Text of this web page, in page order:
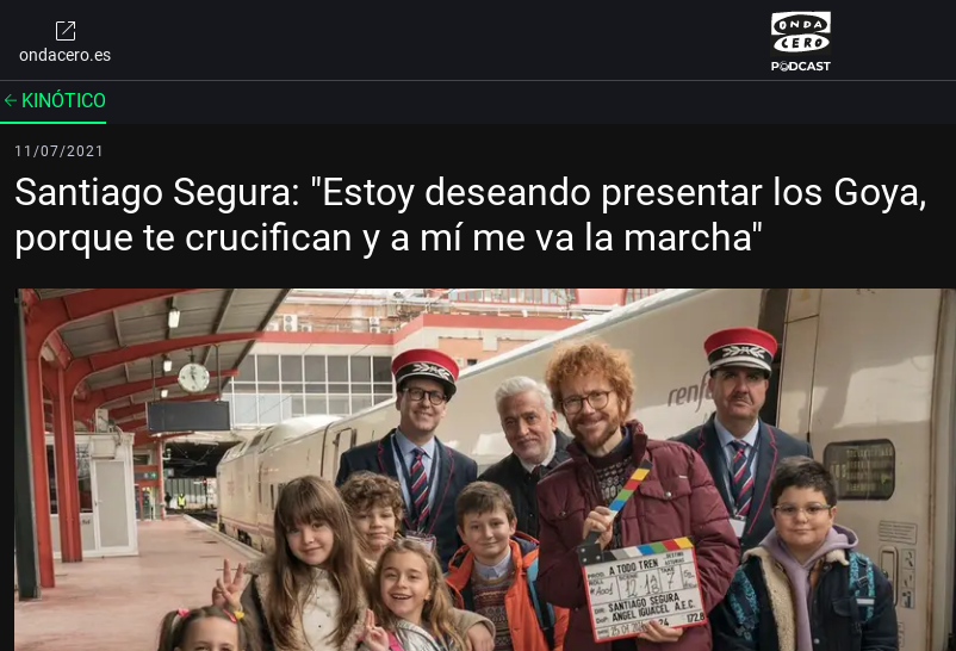
ondacero.es
KINÓTICO
11/07/2021
Santiago Segura: "Estoy deseando presentar los Goya,
porque te crucifican y a mí me va la marcha"